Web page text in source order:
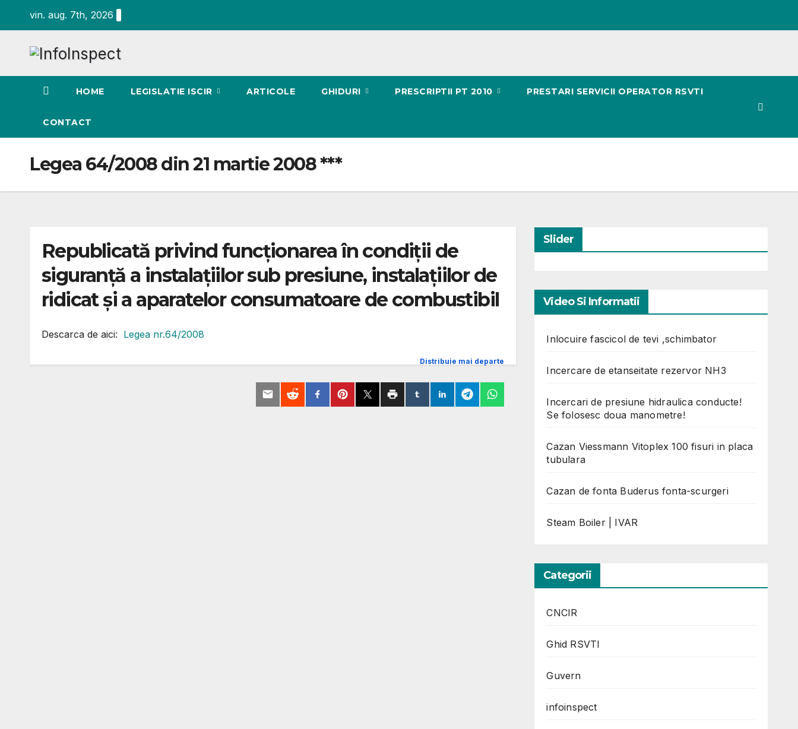
content
vin. aug. 7th, 2026
HOME LEGISLATIE ISCIR ARTICOLE GHIDURI PRESCRIPTII PT 2010 PRESTARI SERVICII OPERATOR RSVTI
CONTACT
Legea 64/2008 din 21 martie 2008 ***
Republicată privind funcţionarea în condiţii de
siguranţă a instalaţiilor sub presiune, instalaţiilor de
ridicat şi a aparatelor consumatoare de combustibil
Descarca de aici: Legea nr.64/2008
Distribuie mai departe
Slider
Video Si Informatii
Inlocuire fascicol de tevi ,schimbator
Incercare de etanseitate rezervor NH3
Incercari de presiune hidraulica conducte!
Se folosesc doua manometre!
Cazan Viessmann Vitoplex 100 fisuri in placa
tubulara
Cazan de fonta Buderus fonta-scurgeri
Steam Boiler | IVAR
Categorii
CNCIR
Ghid RSVTI
Guvern
infoinspect